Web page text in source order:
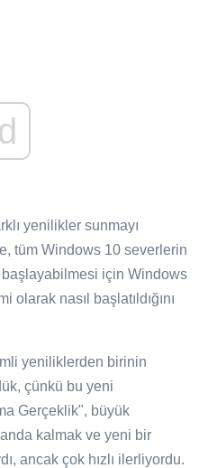
yenilikler sunmayı
tüm Windows 10 severlerin
için Windows
nasıl başlatıldığını
yeniliklerden birinin
çünkü bu yeni
Gerçeklik", büyük
kalmak ve yeni bir
ancak çok hızlı ilerliyordu.